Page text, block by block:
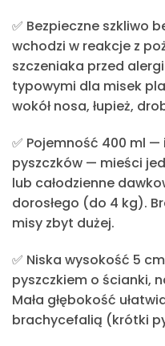
✅ Bezpieczne szkliwo
wchodzi w reakcje z
szczeniaka przed
typowymi dla misek
wokół nosa, łupież,
✅ Pojemność 400 ml
pyszczków — mieści
lub całodzienne
dorosłego (do 4 kg).
misy zbyt dużej.
✅ Niska wysokość 5 cm
pyszczkiem o ścianki,
Mała głębokość
brachycefalią (krótki